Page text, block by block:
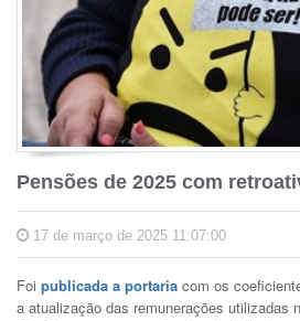
Pensões de 2025 com
17 de março de 2025 11:07:00
Foi publicada a portaria com os
a atualização das remunerações utilizadas